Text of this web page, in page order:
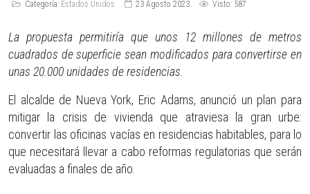
Categoría: Estados Unidos 23 Agosto 2023 Visto: 587
La propuesta permitiría que unos 12 millones de metros
cuadrados de superficie sean modificados para convertirse en
unas 20.000 unidades de residencias.
El alcalde de Nueva York, Eric Adams, anunció un plan para
mitigar la crisis de vivienda que atraviesa la gran urbe:
convertir las oficinas vacías en residencias habitables, para lo
que necesitará llevar a cabo reformas regulatorias que serán
evaluadas a finales de año.